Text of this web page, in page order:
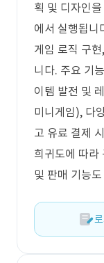
획 및 디자인
에서 실행됩니
게임 로직 구
니다. 주요 기
이템 발전 및
미니게임), 다
고 유료 결제
희귀도에 따라
및 판매 기능